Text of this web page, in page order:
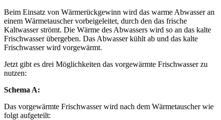
Beim Einsatz von Wärmerückgewinn wird das warme Abwasser an
einem Wärmetauscher vorbeigeleitet, durch den das frische
Kaltwasser strömt. Die Wärme des Abwassers wird so an das kalte
Frischwasser übergeben. Das Abwasser kühlt ab und das kalte
Frischwasser wird vorgewärmt.
Jetzt gibt es drei Möglichkeiten das vorgewärmte Frischwasser zu
nutzen:
Schema A:
Das vorgewärmte Frischwasser wird nach dem Wärmetauscher wie
folgt aufgeteilt: